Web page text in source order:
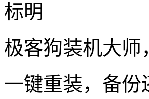
标明
极客狗装机大师
一键重装，备